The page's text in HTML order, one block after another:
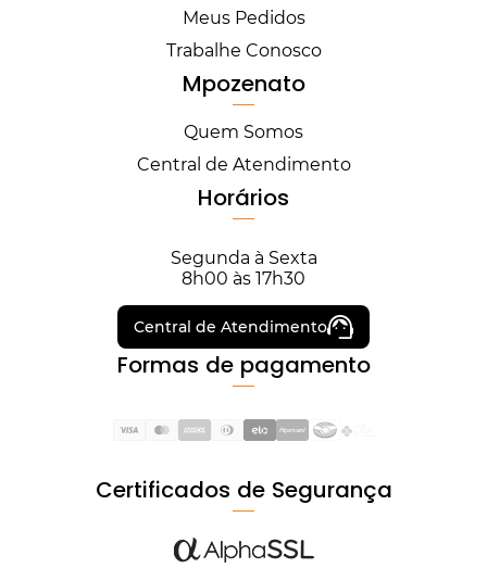
Meus Pedidos
Trabalhe Conosco
Mpozenato
Quem Somos
Central de Atendimento
Horários
Segunda à Sexta
8h00 às 17h30
Central de Atendimento
Formas de pagamento
Certificados de Segurança